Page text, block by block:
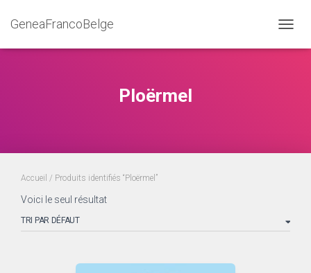
GeneaFrancoBelge
Ploërmel
Accueil / Produits identifiés “Ploërmel”
Voici le seul résultat